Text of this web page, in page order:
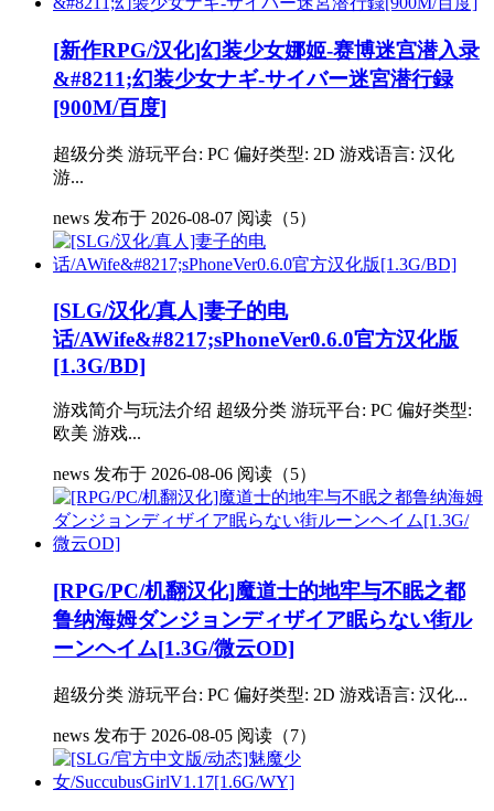
[新作RPG/汉化]幻装少女娜姬-赛博迷宫潜入录
&#8211;幻装少女ナギ-サイバー迷宮潜行録
[900M/百度]
超级分类 游玩平台: PC 偏好类型: 2D 游戏语言: 汉化
游...
news 发布于 2026-08-07 阅读（5）
[SLG/汉化/真人]妻子的电
话/AWife&#8217;sPhoneVer0.6.0官方汉化版
[1.3G/BD]
游戏简介与玩法介绍 超级分类 游玩平台: PC 偏好类型:
欧美 游戏...
news 发布于 2026-08-06 阅读（5）
[RPG/PC/机翻汉化]魔道士的地牢与不眠之都
鲁纳海姆ダンジョンディザイア眠らない街ル
ーンヘイム[1.3G/微云OD]
超级分类 游玩平台: PC 偏好类型: 2D 游戏语言: 汉化...
news 发布于 2026-08-05 阅读（7）